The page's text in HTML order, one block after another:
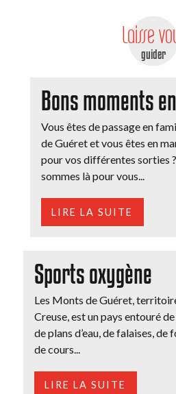
Laisse
guider
Bons moments
Vous êtes de passage en
de Guéret et vous êtes en
pour vos différentes sorties
sommes là pour vous...
LIRE LA SUITE
Sports oxygène
Les Monts de Guéret,
Creuse, est un pays entouré
de plans d’eau, de falaises,
de cours...
LIRE LA SUITE